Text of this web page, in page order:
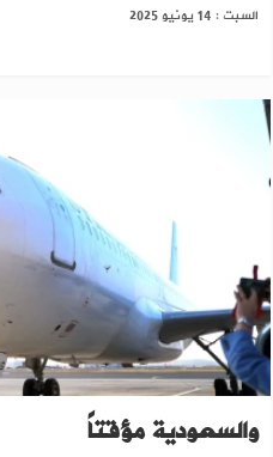
السبت : 14 يونيو 2025
الخطوط الجوية السورية
والسعودية مؤقتاً